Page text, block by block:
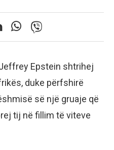
Epstein shtrihej
duke përfshirë
së një gruaje që
tij në fillim të viteve